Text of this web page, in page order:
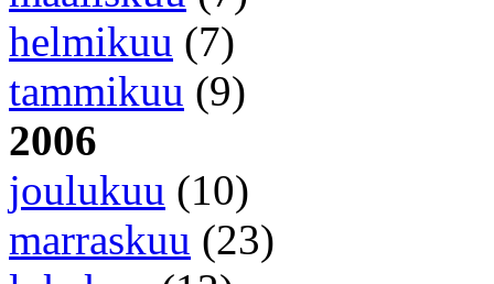
helmikuu (7)
tammikuu (9)
2006
joulukuu (10)
marraskuu (23)